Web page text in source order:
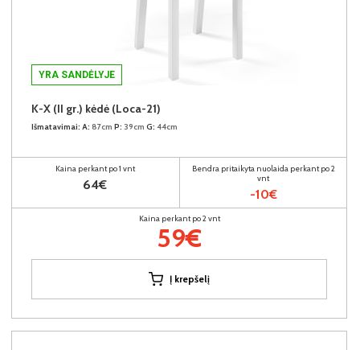
YRA SANDĖLYJE
K-X (II gr.) kėdė (Loca-21)
Išmatavimai: A: 87cm P: 39cm G: 44cm
Kaina perkant po 1 vnt
64€
Bendra pritaikyta nuolaida perkant po 2
vnt
-10€
Kaina perkant po 2 vnt
59€
Į krepšelį